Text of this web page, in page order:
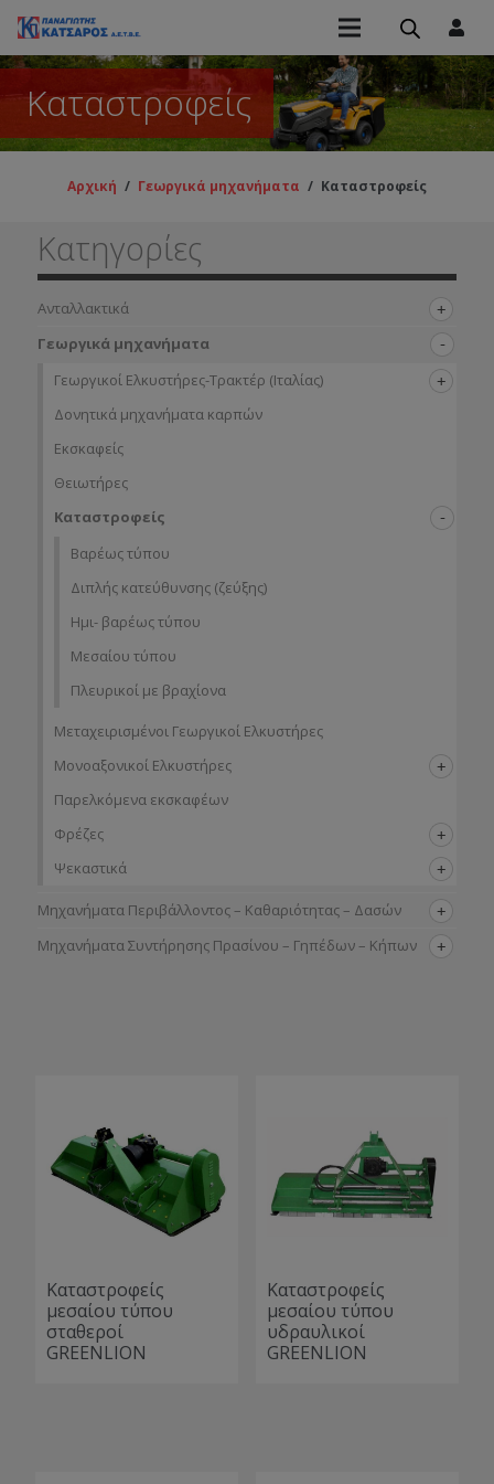
Καταστροφείς
Αρχική / Γεωργικά μηχανήματα / Καταστροφείς
Κατηγορίες
Ανταλλακτικά
Γεωργικά μηχανήματα
Γεωργικοί Ελκυστήρες-Τρακτέρ (Ιταλίας)
Δονητικά μηχανήματα καρπών
Εκσκαφείς
Θειωτήρες
Καταστροφείς
Βαρέως τύπου
Διπλής κατεύθυνσης (ζεύξης)
Ημι- βαρέως τύπου
Μεσαίου τύπου
Πλευρικοί με βραχίονα
Μεταχειρισμένοι Γεωργικοί Ελκυστήρες
Μονοαξονικοί Ελκυστήρες
Παρελκόμενα εκσκαφέων
Φρέζες
Ψεκαστικά
Μηχανήματα Περιβάλλοντος – Καθαριότητας – Δασών
Μηχανήματα Συντήρησης Πρασίνου – Γηπέδων – Κήπων
Καταστροφείς
μεσαίου τύπου
σταθεροί
GREENLION
Καταστροφείς
μεσαίου τύπου
υδραυλικοί
GREENLION